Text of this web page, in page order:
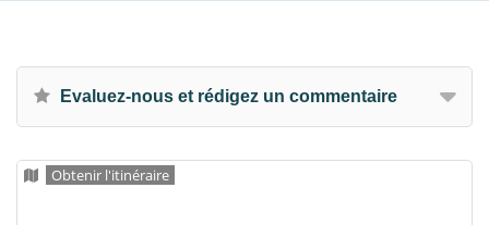
Evaluez-nous et rédigez un commentaire
Obtenir l'itinéraire